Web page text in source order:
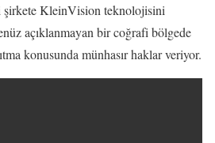
şirkete KleinVision teknolojisini
açıklanmayan bir coğrafi bölgede
konusunda münhasır haklar veriyor.